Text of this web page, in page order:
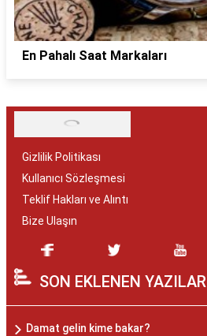
En Pahalı Saat Markaları
Gizlilik Politikası
Kullanıcı Sözleşmesi
Teklif Hakları ve Alıntı
Bize Ulaşın
SON EKLENEN YAZILAR
Damat gelin kime bakar?